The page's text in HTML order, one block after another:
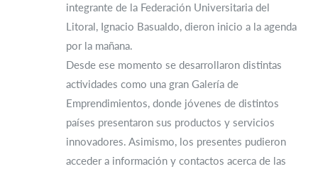
integrante de la Federación Universitaria del
Litoral, Ignacio Basualdo, dieron inicio a la agenda
por la mañana.
Desde ese momento se desarrollaron distintas
actividades como una gran Galería de
Emprendimientos, donde jóvenes de distintos
países presentaron sus productos y servicios
innovadores. Asimismo, los presentes pudieron
acceder a información y contactos acerca de las